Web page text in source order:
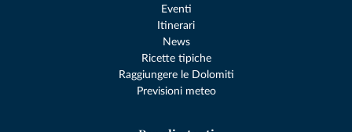
Eventi
Itinerari
News
Ricette tipiche
Raggiungere le Dolomiti
Previsioni meteo